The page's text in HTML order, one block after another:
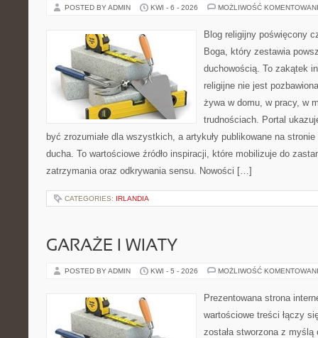
POSTED BY ADMIN KWI - 6 - 2026 MOŻLIWOŚĆ
Blog religijny poświęcony
Boga, który zestawia
duchowością. To zakątek
religijne nie jest
żywa w domu, w pracy, w
trudnościach. Portal
być zrozumiałe dla wszystkich, a artykuły publikowane na
ducha. To wartościowe źródło inspiracji, które mobilizuje do
zatrzymania oraz odkrywania sensu. Nowości […]
CATEGORIES: IRLANDIA
GARAŻE I WIATY
POSTED BY ADMIN KWI - 5 - 2026 MOŻLIWOŚĆ
Prezentowana strona
wartościowe treści łączy
została stworzona z